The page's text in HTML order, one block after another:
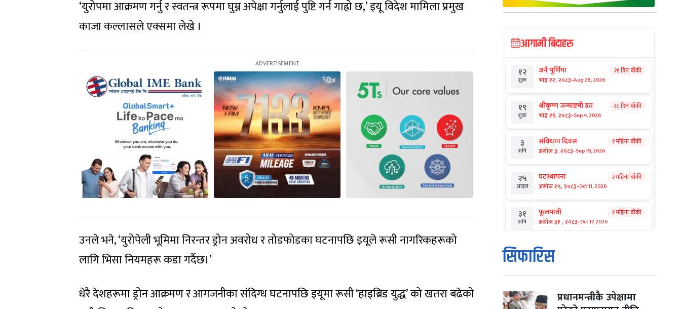
‘युरोपमा आक्रमण गर्नु र स्वतन्त्र रूपमा घुम्न अपेक्षा गर्नुलाई पुष्टि गर्न गाह्रो छ,’ इयू विदेश मामिला प्रमुख
काजा कल्लासले एक्समा लेखे ।
उनले भने, ‘युरोपेली भूमिमा निरन्तर ड्रोन अवरोध र तोडफोडका घटनापछि इयूले रूसी नागरिकहरूको
लागि भिसा नियमहरू कडा गर्दैछ।’
धेरै देशहरूमा ड्रोन आक्रमण र आगजनीका संदिग्ध घटनापछि इयूमा रूसी ‘हाइब्रिड युद्ध’ को खतरा बढेको
आगामी बिदाहरु
१२
शुक्र
जनै पूर्णिमा
भाद्र १२, २०८३-Aug 28, 2026
२१ दिन बाँकी
१९
शुक्र
श्रीकृष्ण जन्माष्टमी व्रत
भाद्र १९, २०८३-Sep 4, 2026
२८ दिन बाँकी
३
शनि
संविधान दिवस
असोज ३, २०८३-Sep 19, 2026
१ महिना बाँकी
२५
आइत
घटस्थापना
असोज २५, २०८३-Oct 11, 2026
२ महिना बाँकी
३१
शनि
फूलपाती
असोज ३१ , २०८३-Oct 17, 2026
२ महिना बाँकी
१
आइत
कार्तिक सङ्क्रान्ति
कार्तिक १, २०८३
मंगल कार्तिक ३, २०८३-Oct 20, 2026
सिफारिस
प्रधानमन्त्रीकै उपेक्षामा